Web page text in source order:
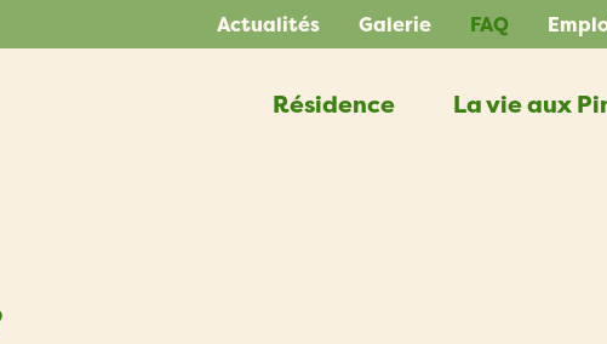
Actualités Galerie FAQ
Résidence La vie aux